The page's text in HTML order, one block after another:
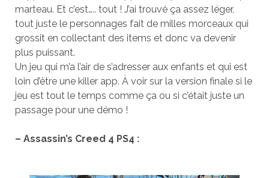
marteau. Et c’est….. tout ! J’ai trouvé ça assez léger,
tout juste le personnages fait de milles morceaux qui
grossit en collectant des items et donc va devenir
plus puissant.
Un jeu qui m’a l’air de s’adresser aux enfants et qui est
loin d’être une killer app. À voir sur la version finale si le
jeu est tout le temps comme ça ou si c’était juste un
passage pour une démo !
– Assassin’s Creed 4 PS4 :